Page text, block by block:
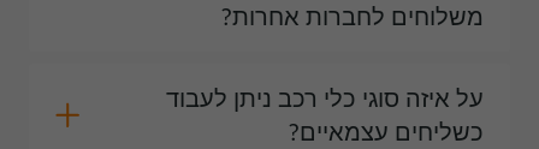
משלוחים לחברות אחרות?
על איזה סוגי כלי רכב ניתן לעבוד
כשליחים עצמאיים?